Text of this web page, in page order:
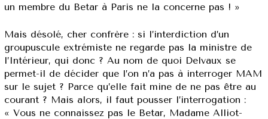
un membre du Betar à Paris ne la concerne pas ! »
Mais désolé, cher confrère : si l’interdiction d’un
groupuscule extrémiste ne regarde pas la ministre de
l’Intérieur, qui donc ? Au nom de quoi Delvaux se
permet-il de décider que l’on n’a pas à interroger MAM
sur le sujet ? Parce qu’elle fait mine de ne pas être au
courant ? Mais alors, il faut pousser l’interrogation :
« Vous ne connaissez pas le Betar, Madame Alliot-